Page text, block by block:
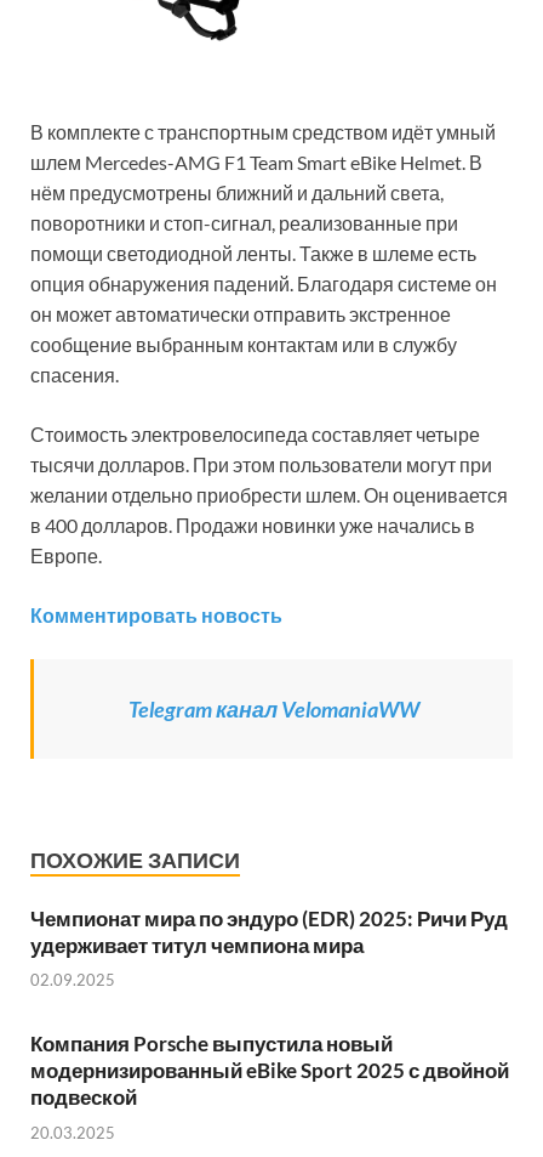
В комплекте с транспортным средством идёт умный
шлем Mercedes-AMG F1 Team Smart eBike Helmet. В
нём предусмотрены ближний и дальний света,
поворотники и стоп-сигнал, реализованные при
помощи светодиодной ленты. Также в шлеме есть
опция обнаружения падений. Благодаря системе он
он может автоматически отправить экстренное
сообщение выбранным контактам или в службу
спасения.
Стоимость электровелосипеда составляет четыре
тысячи долларов. При этом пользователи могут при
желании отдельно приобрести шлем. Он оценивается
в 400 долларов. Продажи новинки уже начались в
Европе.
Комментировать новость
Telegram канал VelomaniaWW
ПОХОЖИЕ ЗАПИСИ
Чемпионат мира по эндуро (EDR) 2025: Ричи Руд
удерживает титул чемпиона мира
02.09.2025
Компания Porsche выпустила новый
модернизированный eBike Sport 2025 с двойной
подвеской
20.03.2025